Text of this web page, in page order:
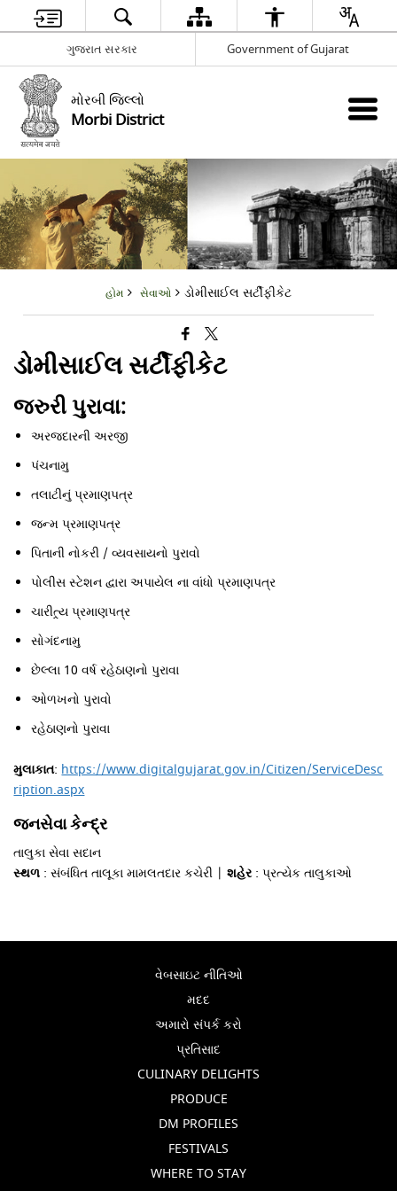
ગુજરાત સરકાર Government of Gujarat
મોરબી જિલ્લો
Morbi District
હોમ સેવાઓ ડોમીસાઈલ સર્ટીફીકેટ
ડોમીસાઈલ સર્ટીફીકેટ
જરુરી પુરાવા:
અરજદારની અરજી
પંચનામુ
તલાટીનું પ્રમાણપત્ર
જન્મ પ્રમાણપત્ર
પિતાની નોકરી / વ્યવસાયનો પુરાવો
પોલીસ સ્ટેશન દ્વારા અપાયેલ ના વાંધો પ્રમાણપત્ર
ચારીત્ર્ય પ્રમાણપત્ર
સોગંદનામુ
છેલ્લા 10 વર્ષ રહેઠાણનો પુરાવા
ઓળખનો પુરાવો
રહેઠાણનો પુરાવા
મુલાકાત: https://www.digitalgujarat.gov.in/Citizen/ServiceDesc
ription.aspx
જનસેવા કેન્દ્ર
તાલુકા સેવા સદાન
સ્થળ : સંબંધિત તાલૂકા મામલતદાર કચેરી |શહેર: પ્રત્યેક તાલુકાઓ
વેબસાઇટ નીતિઓ
મદદ
અમારો સંપર્ક કરો
પ્રતિસાદ
CULINARY DELIGHTS
PRODUCE
DM PROFILES
FESTIVALS
WHERE TO STAY